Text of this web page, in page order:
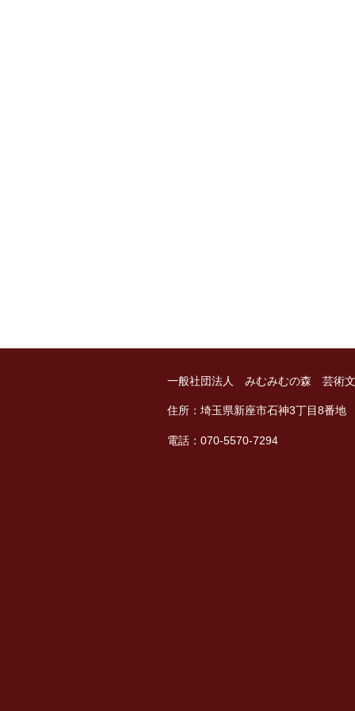
一般社団法人 みむみむの森 芸術文
住所：埼玉県新座市石神3丁目8番地
電話：070-5570-7294